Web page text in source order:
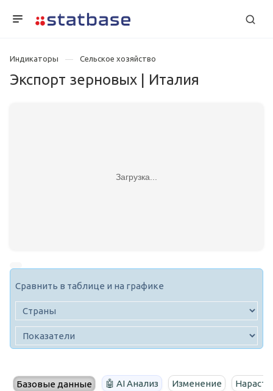
Индикаторы Сельское хозяйство
Экспорт зерновых | Италия
Загрузка...
Сравнить в таблице и на графике
Базовые данные 🤖 AI Анализ Изменение